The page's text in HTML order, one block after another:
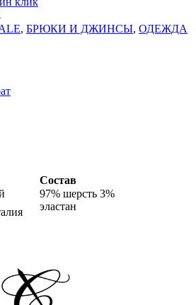
, БРЮКИ И ДЖИНСЫ, ОДЕЖДА
Состав
97% шерсть 3%
эластан